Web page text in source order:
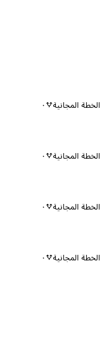
الخطة المجانية ٠
الخطة المجانية ٠
الخطة المجانية ٠
الخطة المجانية ٠